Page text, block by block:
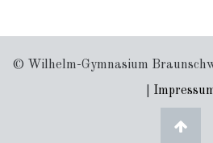
© Wilhelm-Gymnasium